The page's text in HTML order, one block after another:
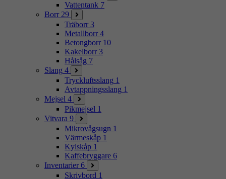
Vattentank 7
Borr 29
Träborr 3
Metallborr 4
Betongborr 10
Kakelborr 3
Hålsåg 7
Slang 4
Tryckluftsslang 1
Avtappningsslang 1
Mejsel 4
Pikmejsel 1
Vitvara 9
Mikrovågsugn 1
Värmeskåp 1
Kylskåp 1
Kaffebryggare 6
Inventarier 6
Skrivbord 1